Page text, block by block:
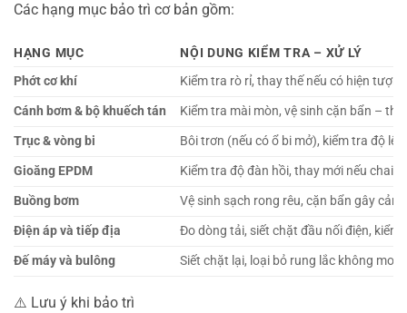
Các hạng mục bảo trì cơ bản gồm:
HẠNG MỤC
NỘI DUNG KIỂM TRA – XỬ LÝ
Phớt cơ khí
Kiểm tra rò rỉ, thay thế nếu có hiện
Cánh bơm & bộ khuếch tán
Kiểm tra mài mòn, vệ sinh cặn bẩn –
Trục & vòng bi
Bôi trơn (nếu có ổ bi mở), kiểm tra độ
Gioăng EPDM
Kiểm tra độ đàn hồi, thay mới nếu chai
Buồng bơm
Vệ sinh sạch rong rêu, cặn bẩn gây cản
Điện áp và tiếp địa
Đo dòng tải, siết chặt đầu nối điện, kiểm
Đế máy và bulông
Siết chặt lại, loại bỏ rung lắc không
⚠️ Lưu ý khi bảo trì